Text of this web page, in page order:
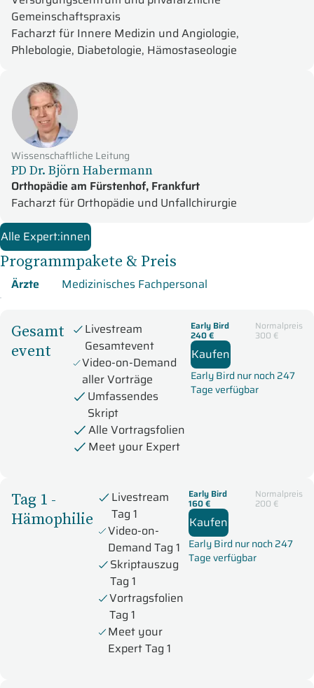
Gemeinschaftspraxis
Facharzt für Innere Medizin und Angiologie,
Phlebologie, Diabetologie, Hämostaseologie
Wissenschaftliche Leitung
PD Dr. Björn Habermann
Orthopädie am Fürstenhof, Frankfurt
Facharzt für Orthopädie und Unfallchirurgie
Alle Expert:innen
Programmpakete & Preis
Ärzte Medizinisches Fachpersonal
Gesamt
event
Livestream
Gesamtevent
Video-on-Demand
aller Vorträge
Umfassendes
Skript
Alle Vortragsfolien
Meet your Expert
Early Bird
240 €
Normalpreis
300 €
Kaufen
Early Bird nur noch 247
Tage verfügbar
Tag 1 -
Hämophilie
Livestream
Tag 1
Video-on-
Demand Tag 1
Skriptauszug
Tag 1
Vortragsfolien
Tag 1
Meet your
Expert Tag 1
Early Bird
160 €
Normalpreis
200 €
Kaufen
Early Bird nur noch 247
Tage verfügbar